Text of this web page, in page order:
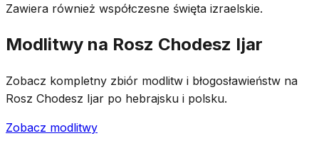
Zawiera również współczesne święta izraelskie.
Modlitwy na Rosz Chodesz Ijar
Zobacz kompletny zbiór modlitw i błogosławieństw na
Rosz Chodesz Ijar po hebrajsku i polsku.
Zobacz modlitwy